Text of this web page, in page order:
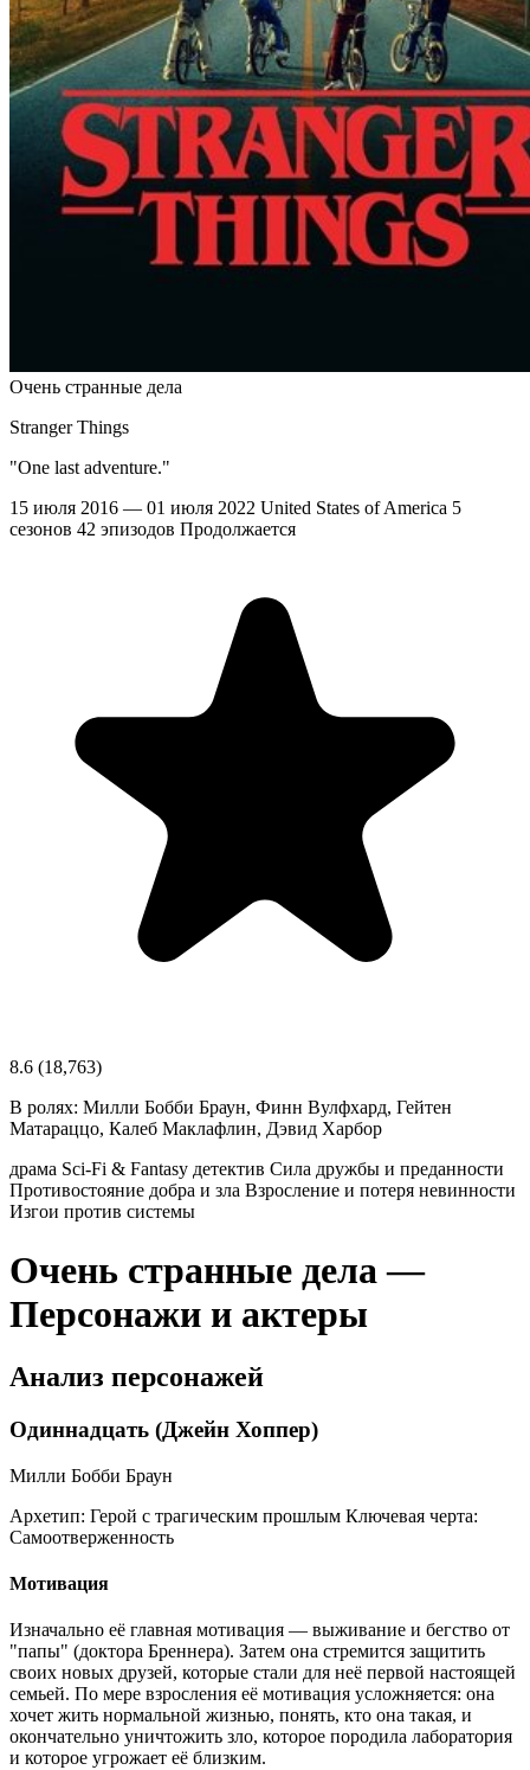
Очень странные дела
Stranger Things
"One last adventure."
15 июля 2016 — 01 июля 2022 United States of America 5
сезонов 42 эпизодов Продолжается
8.6 (18,763)
В ролях: Милли Бобби Браун, Финн Вулфхард, Гейтен
Матараццо, Калеб Маклафлин, Дэвид Харбор
драма Sci-Fi & Fantasy детектив Сила дружбы и преданности
Противостояние добра и зла Взросление и потеря невинности
Изгои против системы
Очень странные дела —
Персонажи и актеры
Анализ персонажей
Одиннадцать (Джейн Хоппер)
Милли Бобби Браун
Архетип: Герой с трагическим прошлым Ключевая черта:
Самоотверженность
Мотивация
Изначально её главная мотивация — выживание и бегство от
"папы" (доктора Бреннера). Затем она стремится защитить
своих новых друзей, которые стали для неё первой настоящей
семьей. По мере взросления её мотивация усложняется: она
хочет жить нормальной жизнью, понять, кто она такая, и
окончательно уничтожить зло, которое породила лаборатория
и которое угрожает её близким.